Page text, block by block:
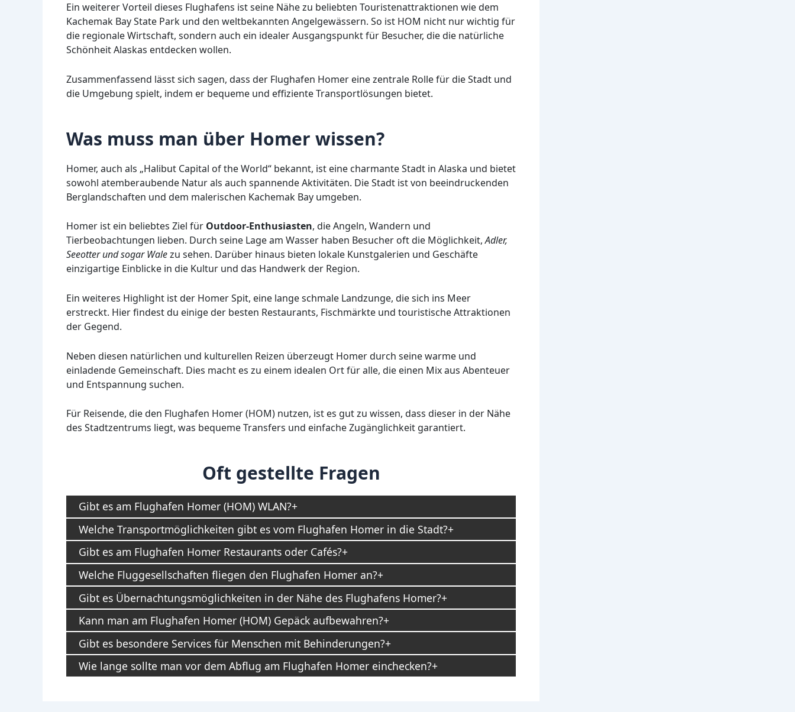
Ein weiterer Vorteil dieses Flughafens ist seine Nähe zu beliebten Touristenattraktionen wie dem
Kachemak Bay State Park und den weltbekannten Angelgewässern. So ist HOM nicht nur wichtig für
die regionale Wirtschaft, sondern auch ein idealer Ausgangspunkt für Besucher, die die natürliche
Schönheit Alaskas entdecken wollen.
Zusammenfassend lässt sich sagen, dass der Flughafen Homer eine zentrale Rolle für die Stadt und
die Umgebung spielt, indem er bequeme und effiziente Transportlösungen bietet.
Was muss man über Homer wissen?
Homer, auch als „Halibut Capital of the World“ bekannt, ist eine charmante Stadt in Alaska und bietet
sowohl atemberaubende Natur als auch spannende Aktivitäten. Die Stadt ist von beeindruckenden
Berglandschaften und dem malerischen Kachemak Bay umgeben.
Homer ist ein beliebtes Ziel für Outdoor-Enthusiasten, die Angeln, Wandern und
Tierbeobachtungen lieben. Durch seine Lage am Wasser haben Besucher oft die Möglichkeit,Adler,
Seeotter und sogar Walezu sehen. Darüber hinaus bieten lokale Kunstgalerien und Geschäfte
einzigartige Einblicke in die Kultur und das Handwerk der Region.
Ein weiteres Highlight ist der Homer Spit, eine lange schmale Landzunge, die sich ins Meer
erstreckt. Hier findest du einige der besten Restaurants, Fischmärkte und touristische Attraktionen
der Gegend.
Neben diesen natürlichen und kulturellen Reizen überzeugt Homer durch seine warme und
einladende Gemeinschaft. Dies macht es zu einem idealen Ort für alle, die einen Mix aus Abenteuer
und Entspannung suchen.
Für Reisende, die den Flughafen Homer (HOM) nutzen, ist es gut zu wissen, dass dieser in der Nähe
des Stadtzentrums liegt, was bequeme Transfers und einfache Zugänglichkeit garantiert.
Oft gestellte Fragen
Gibt es am Flughafen Homer (HOM) WLAN?
Welche Transportmöglichkeiten gibt es vom Flughafen Homer in die Stadt?
Gibt es am Flughafen Homer Restaurants oder Cafés?
Welche Fluggesellschaften fliegen den Flughafen Homer an?
Gibt es Übernachtungsmöglichkeiten in der Nähe des Flughafens Homer?
Kann man am Flughafen Homer (HOM) Gepäck aufbewahren?
Gibt es besondere Services für Menschen mit Behinderungen?
Wie lange sollte man vor dem Abflug am Flughafen Homer einchecken?